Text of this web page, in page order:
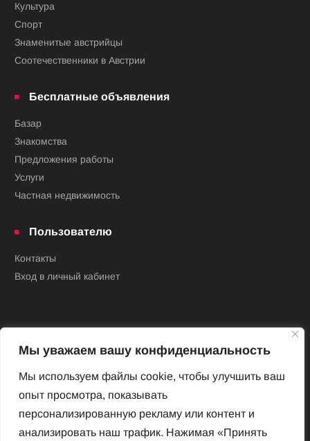
Мы уважаем вашу конфиденциальность
Мы используем файлы cookie, чтобы улучшить ваш
опыт просмотра, показывать
персонализированную рекламу или контент и
анализировать наш трафик. Нажимая «Принять
Культура
Спорт
Знаменитые австрийцы
Соотечественники в Австрии
Бесплатные объявления
Базар
Знакомства
Предложения работы
Услуги
Частная недвижимость
Пользователю
Контакты
Вход в личный кабинет
Новый Венский журнал
Архив номеров